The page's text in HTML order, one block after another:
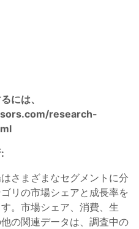
には、
research-
さまざまなセグメントに分
リの市場シェアと成長率を
。市場シェア、消費、生
の関連データは、調査中の